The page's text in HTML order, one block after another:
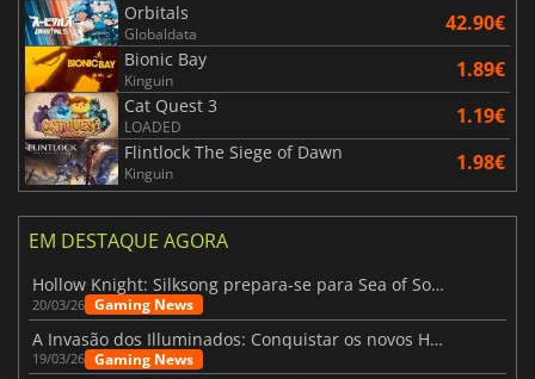
Orbitals
Globaldata 42.90€
Bionic Bay
Kinguin 1.89€
Cat Quest 3
LOADED 1.19€
Flintlock The Siege of Dawn
Kinguin 1.98€
EM DESTAQUE AGORA
Hollow Knight: Silksong prepara-se para Sea of Sorrow com um patch
20/03/26 Gaming News
A Invasão dos Illuminados: Conquistar os novos Helldivers 2 Atualização!
19/03/26 Gaming News